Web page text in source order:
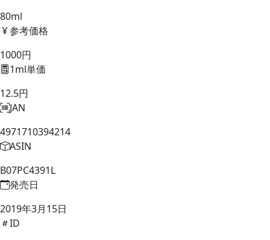
80ml
参考価格
1000円
1ml単価
12.5円
JAN
4971710394214
ASIN
B07PC4391L
発売日
2019年3月15日
ID